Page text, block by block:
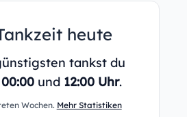
heute
tankst du
00:00und 12:00 Uhr.
Wochen. Mehr Statistiken